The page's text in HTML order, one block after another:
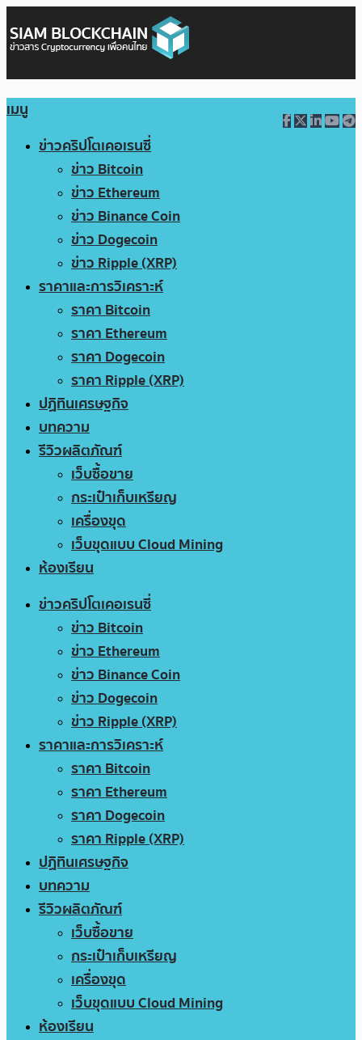
เมนู
ข่าวคริปโตเคอเรนซี่
ข่าว Bitcoin
ข่าว Ethereum
ข่าว Binance Coin
ข่าว Dogecoin
ข่าว Ripple (XRP)
ราคาและการวิเคราะห์
ราคา Bitcoin
ราคา Ethereum
ราคา Dogecoin
ราคา Ripple (XRP)
ปฏิทินเศรษฐกิจ
บทความ
รีวิวผลิตภัณฑ์
เว็บซื้อขาย
กระเป๋าเก็บเหรียญ
เครื่องขุด
เว็บขุดแบบ Cloud Mining
ห้องเรียน
ข่าวคริปโตเคอเรนซี่
ข่าว Bitcoin
ข่าว Ethereum
ข่าว Binance Coin
ข่าว Dogecoin
ข่าว Ripple (XRP)
ราคาและการวิเคราะห์
ราคา Bitcoin
ราคา Ethereum
ราคา Dogecoin
ราคา Ripple (XRP)
ปฏิทินเศรษฐกิจ
บทความ
รีวิวผลิตภัณฑ์
เว็บซื้อขาย
กระเป๋าเก็บเหรียญ
เครื่องขุด
เว็บขุดแบบ Cloud Mining
ห้องเรียน